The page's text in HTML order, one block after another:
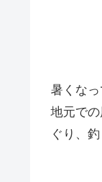
暑くなっ
地元で
ぐり、